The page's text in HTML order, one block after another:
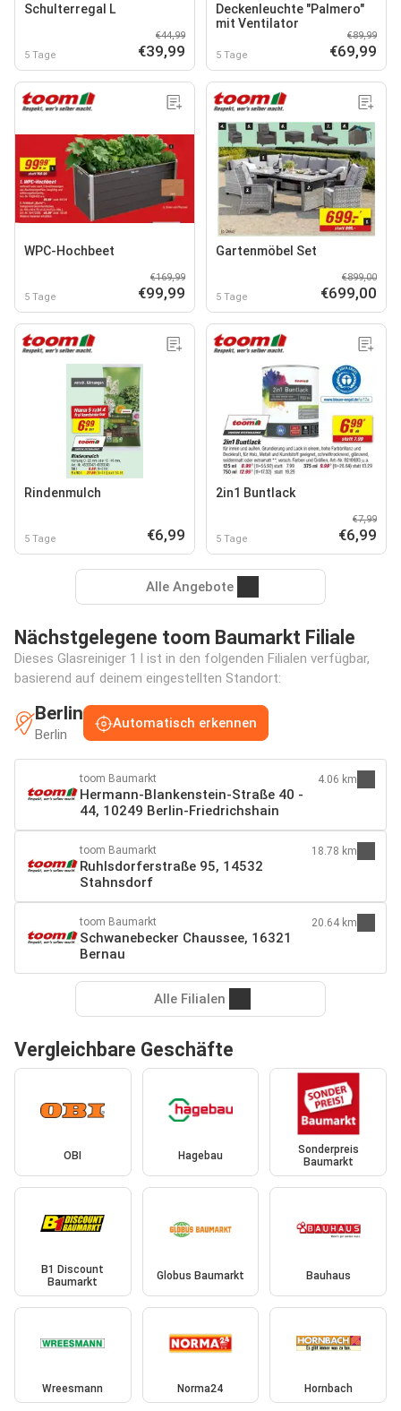
Schulterregal L
5 Tage
€44,99
€39,99
Deckenleuchte "Palmero"
mit Ventilator
5 Tage
€89,99
€69,99
WPC-Hochbeet
5 Tage
€169,99
€99,99
Gartenmöbel Set
5 Tage
€899,00
€699,00
Rindenmulch
5 Tage €6,99
2in1 Buntlack
5 Tage
€7,99
€6,99
Alle Angebote
Nächstgelegene toom Baumarkt Filiale
Dieses Glasreiniger 1 l ist in den folgenden Filialen verfügbar,
basierend auf deinem eingestellten Standort:
Berlin
Berlin
Automatisch erkennen
toom Baumarkt
Hermann-Blankenstein-Straße 40 -
44, 10249 Berlin-Friedrichshain
4.06 km
toom Baumarkt
Ruhlsdorferstraße 95, 14532
Stahnsdorf
18.78 km
toom Baumarkt
Schwanebecker Chaussee, 16321
Bernau
20.64 km
Alle Filialen
Vergleichbare Geschäfte
OBI Hagebau
Sonderpreis
Baumarkt
B1 Discount
Baumarkt
Globus Baumarkt Bauhaus
Wreesmann Norma24 Hornbach